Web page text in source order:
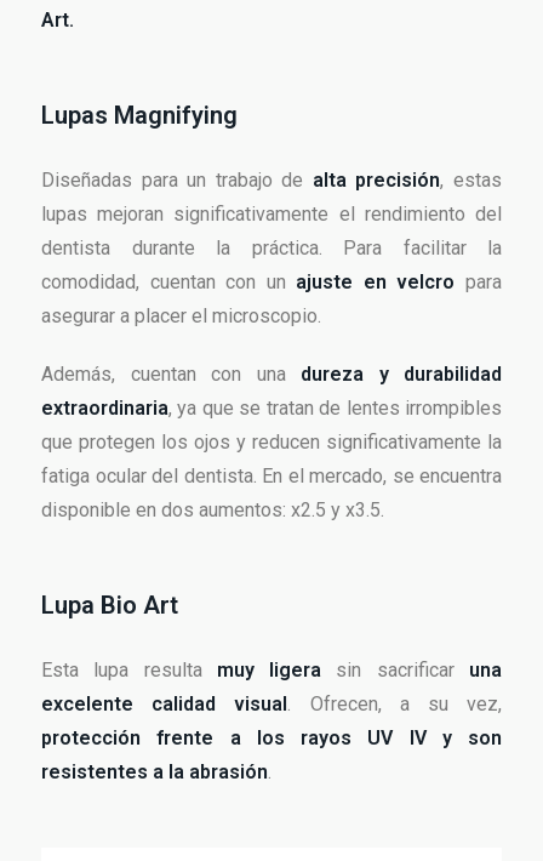
Art.
Lupas Magnifying
Diseñadas para un trabajo de alta precisión, estas
lupas mejoran significativamente el rendimiento del
dentista durante la práctica. Para facilitar la
comodidad, cuentan con un ajuste en velcro para
asegurar a placer el microscopio.
Además, cuentan con una dureza y durabilidad
extraordinaria, ya que se tratan de lentes irrompibles
que protegen los ojos y reducen significativamente la
fatiga ocular del dentista. En el mercado, se encuentra
disponible en dos aumentos: x2.5 y x3.5.
Lupa Bio Art
Esta lupa resulta muy ligera sin sacrificar una
excelente calidad visual. Ofrecen, a su vez,
protección frente a los rayos UV IV y son
resistentes a la abrasión.